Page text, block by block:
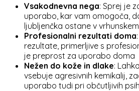
Vsakodnevna nega: Sprej je
uporabo, kar vam omogoča,
ljubljenčka ostane v
Profesionalni rezultati doma
rezultate, primerljive s
je preprost za uporabo doma
Nežen do kože in dlake:
vsebuje agresivnih kemikalij,
uporabo tudi pri občutljivih psih